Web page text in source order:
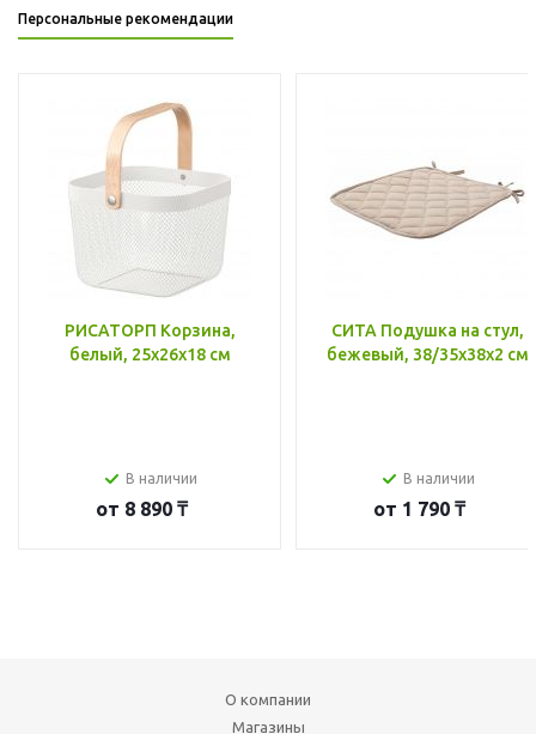
Персональные рекомендации
РИСАТОРП Корзина,
белый, 25x26x18 см
В наличии
от 8 890 ₸
СИТА Подушка на стул,
бежевый, 38/35x38x2 см
В наличии
от 1 790 ₸
О компании
Магазины